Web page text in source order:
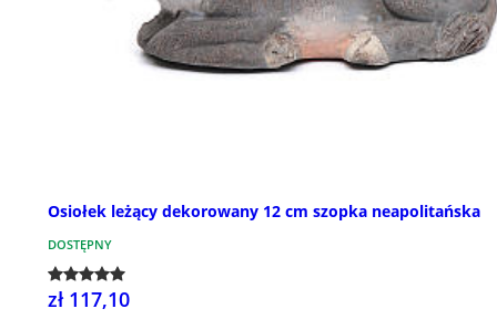
Osiołek leżący dekorowany 12 cm szopka neapolitańska
DOSTĘPNY
zł 117,10